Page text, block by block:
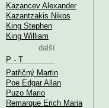
Kazancev Alexander
Kazantzakis Nikos
King Stephen
King William
další
P - T
Patřičný Martin
Poe Edgar Allan
Puzo Mario
Remarque Erich Maria